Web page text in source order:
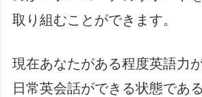
取り組むことができます。
現在あなたがある程度英語力
日常英会話ができる状態であ